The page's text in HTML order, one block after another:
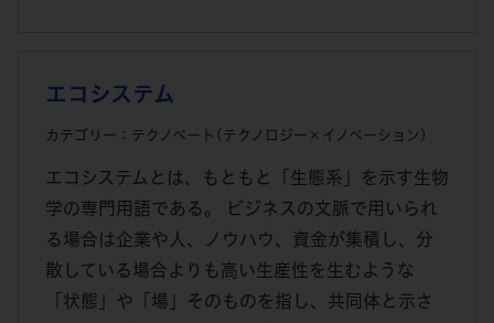
エコシステム
カテゴリー：テクノベート(テクノロジー×イノベーション)
エコシステムとは、もともと「生態系」を示す生物
学の専門用語である。 ビジネスの文脈で用いられ
る場合は企業や人、ノウハウ、資金が集積し、分
散している場合よりも高い生産性を生むような
「状態」や「場」そのものを指し、共同体と示さ